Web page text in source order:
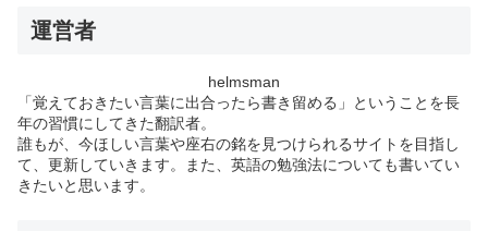
運営者
helmsman
「覚えておきたい言葉に出合ったら書き留める」ということを長
年の習慣にしてきた翻訳者。
誰もが、今ほしい言葉や座右の銘を見つけられるサイトを目指し
て、更新していきます。また、英語の勉強法についても書いてい
きたいと思います。